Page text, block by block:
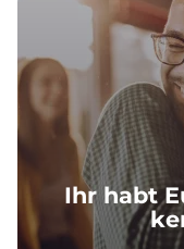
Ihr habt